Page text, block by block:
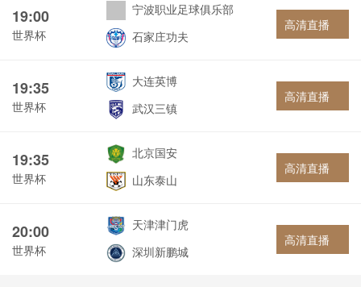
19:00
世界杯
宁波职业足球俱乐部
石家庄功夫
高清直播
19:35
世界杯
大连英博
武汉三镇
高清直播
19:35
世界杯
北京国安
山东泰山
高清直播
20:00
世界杯
天津津门虎
深圳新鹏城
高清直播